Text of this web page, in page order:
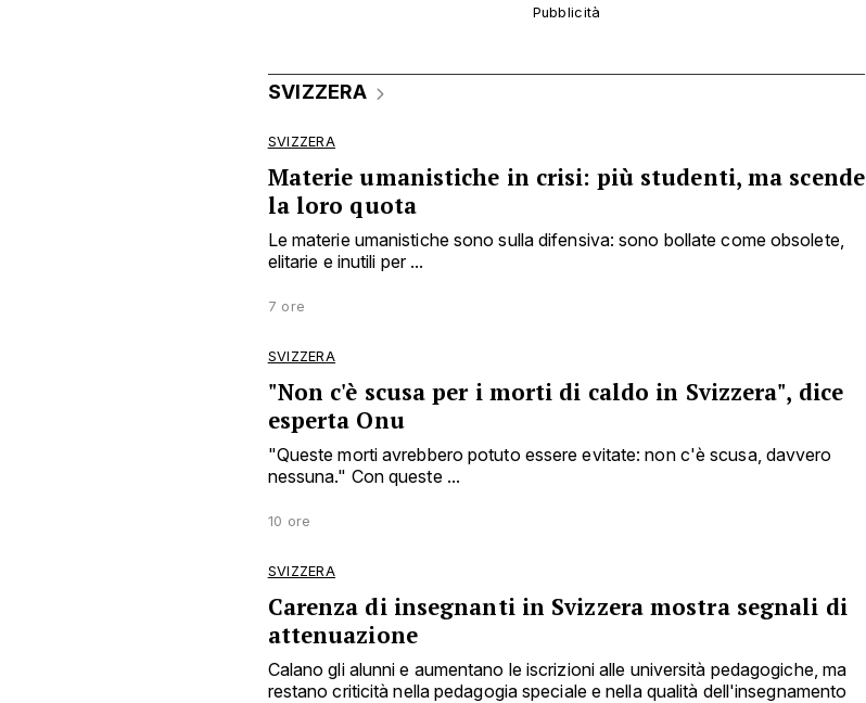
SVIZZERA
SVIZZERA
Materie umanistiche in crisi: più studenti, ma scende
la loro quota
Le materie umanistiche sono sulla difensiva: sono bollate come obsolete,
elitarie e inutili per ...
7 ore
SVIZZERA
"Non c'è scusa per i morti di caldo in Svizzera", dice
esperta Onu
"Queste morti avrebbero potuto essere evitate: non c'è scusa, davvero
nessuna." Con queste ...
10 ore
SVIZZERA
Carenza di insegnanti in Svizzera mostra segnali di
attenuazione
Calano gli alunni e aumentano le iscrizioni alle università pedagogiche, ma
restano criticità nella pedagogia speciale e nella qualità dell'insegnamento